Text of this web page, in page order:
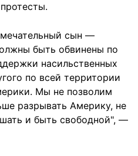
сын —
быть обвинены по
насильственных
по всей территории
Мы не позволим
разрывать Америку, не
и быть свободной", —